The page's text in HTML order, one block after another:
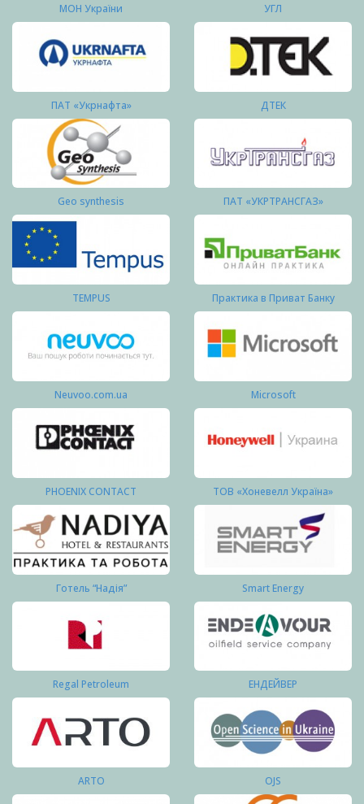
МОН України УГЛ
ПАТ «Укрнафта» ДТЕК
Geo synthesis ПАТ «УКРТРАНСГАЗ»
TEMPUS Практика в Приват Банку
Neuvoo.com.ua Microsoft
PHOENIX CONTACT ТОВ «Хоневелл Україна»
Готель “Надія” Smart Energy
Regal Petroleum ЕНДЕЙВЕР
ARTO OJS